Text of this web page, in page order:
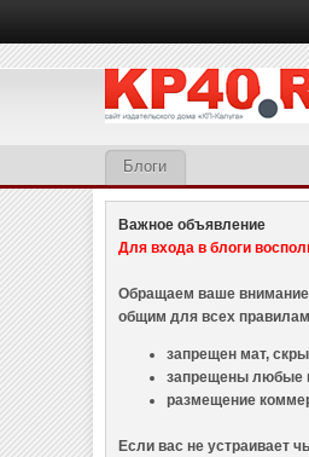
Блоги
Важное объявление
Для входа в блоги
Обращаем ваше
общим для всех
запрещен мат,
запрещены любые
размещение
Если вас не устраивает